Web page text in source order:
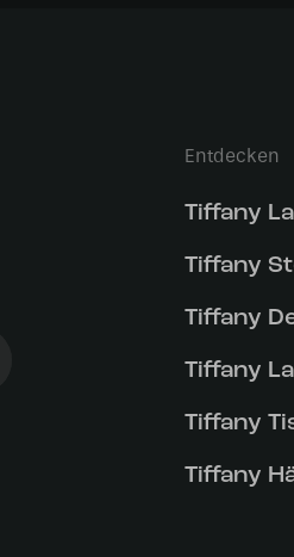
Entdecken
Tiffany
Tiffany
Tiffany
Tiffany
Tiffany
Tiffany